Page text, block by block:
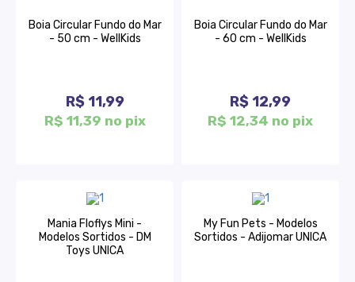
Boia Circular Fundo do Mar
- 50 cm - WellKids
R$ 11,99
R$ 11,39 no pix
Boia Circular Fundo do Mar
- 60 cm - WellKids
R$ 12,99
R$ 12,34 no pix
Mania Floflys Mini -
Modelos Sortidos - DM
Toys UNICA
My Fun Pets - Modelos
Sortidos - Adijomar UNICA